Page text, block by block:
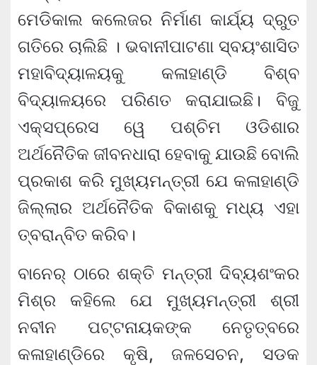
ମେଡିକାଲ କଲେଜର ନିର୍ମାଣ କାର୍ଯ୍ୟ ଦ୍ରୁତ
ଗତିରେ ଚାଲିଛି । ଭବାନୀପାଟଣା ସ୍ବୟଂଶାସିତ
ମହାବିଦ୍ୟାଳୟକୁ କଳାହାଣ୍ଡି ବିଶ୍ବ
ବିଦ୍ୟାଳୟରେ ପରିଣତ କରାଯାଇଛି। ବିଜୁ
ଏକ୍‌ସପ୍ରେସ ୱେ ପଶ୍ଚିମ ଓଡିଶାର
ଅର୍ଥନୈତିକ ଜୀବନଧାରା ହେବାକୁ ଯାଉଛି ବୋଲି
ପ୍ରକାଶ କରି ମୁଖ୍ୟମନ୍ତ୍ରୀ ଯେ କଳାହାଣ୍ଡି
ଜିଲ୍ଲାର ଅର୍ଥନୈତିକ ବିକାଶକୁ ମଧ୍ୟ ଏହା
ତ୍ବରାନ୍ବିତ କରିବ।
ବାନେର୍‌ ଠାରେ ଶକ୍ତି ମନ୍ତ୍ରୀ ଦିବ୍ୟଶଂକର
ମିଶ୍ର କହିଲେ ଯେ ମୁଖ୍ୟମନ୍ତ୍ରୀ ଶ୍ରୀ
ନବୀନ ପଟ୍ଟନାୟକଙ୍କ ନେତୃତ୍ବରେ
କଳାହାଣ୍ଡିରେ କୃଷି, ଜଳସେଚନ, ସଡକ